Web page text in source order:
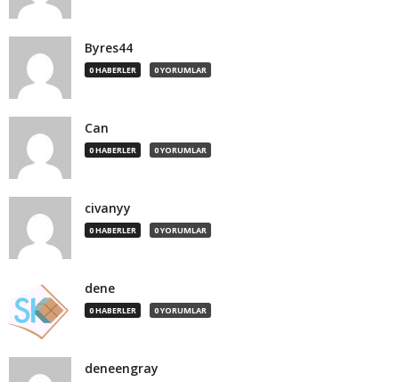
Byres44
0 HABERLER 0 YORUMLAR
Can
0 HABERLER 0 YORUMLAR
civanyy
0 HABERLER 0 YORUMLAR
dene
0 HABERLER 0 YORUMLAR
deneengray